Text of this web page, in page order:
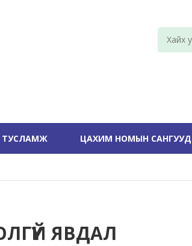
ТУСЛАМЖ ЦАХИМ НОМЫН САНГУУД
ЯВДАЛ